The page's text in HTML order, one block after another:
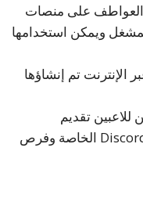
على منصات
ويمكن استخدامها
تم إنشاؤها
للاعبين تقديم
عروضهم الخاصة ، مثل قنوات Discord الخاصة وفرص